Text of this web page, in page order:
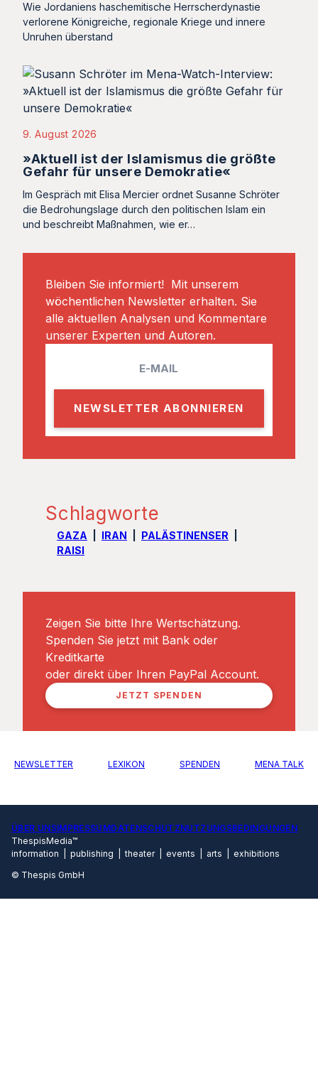
Wie Jordaniens haschemitische Herrscherdynastie
verlorene Königreiche, regionale Kriege und innere
Unruhen überstand
9. August 2026
»Aktuell ist der Islamismus die größte
Gefahr für unsere Demokratie«
Im Gespräch mit Elisa Mercier ordnet Susanne Schröter
die Bedrohungslage durch den politischen Islam ein
und beschreibt Maßnahmen, wie er…
Bleiben Sie informiert! Mit unserem
wöchentlichen Newsletter erhalten. Sie
alle aktuellen Analysen und Kommentare
unserer Experten und Autoren.
l
Schlagworte
GAZA IRAN
PALÄSTINENSER
RAISI
Zeigen Sie bitte Ihre Wertschätzung.
Spenden Sie jetzt mit Bank oder
Kreditkarte
oder direkt über Ihren PayPal Account.
JETZT SPENDEN
NEWSLETTER LEXIKON SPENDEN MENA TALK
ÜBER UNSIMPRESSUMDATENSCHUTZNUTZUNGSBEDINGUNGEN
ThespisMedia™
information | publishing | theater | events | arts | exhibitions
© Thespis GmbH